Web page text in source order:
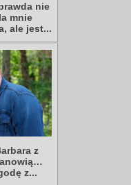
nie
mnie
ale jest...
z
z...